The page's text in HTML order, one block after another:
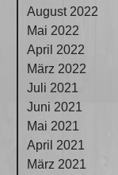
August 2022
Mai 2022
April 2022
März 2022
Juli 2021
Juni 2021
Mai 2021
April 2021
März 2021